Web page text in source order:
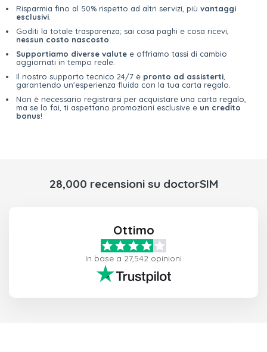
Risparmia fino al 50% rispetto ad altri servizi, più vantaggi
esclusivi.
Goditi la totale trasparenza; sai cosa paghi e cosa ricevi,
nessun costo nascosto.
Supportiamo diverse valute e offriamo tassi di cambio
aggiornati in tempo reale.
Il nostro supporto tecnico 24/7 è pronto ad assisterti,
garantendo un'esperienza fluida con la tua carta regalo.
Non è necessario registrarsi per acquistare una carta regalo,
ma se lo fai, ti aspettano promozioni esclusive e un credito
bonus!
28,000 recensioni su doctorSIM
Ottimo
In base a 27,542 opinioni